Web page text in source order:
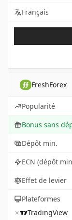
Français
FreshForex
Popularité
Bonus sans
Dépôt min.
ECN (dépôt
Effet de levier
Plateformes
✗
TradingView